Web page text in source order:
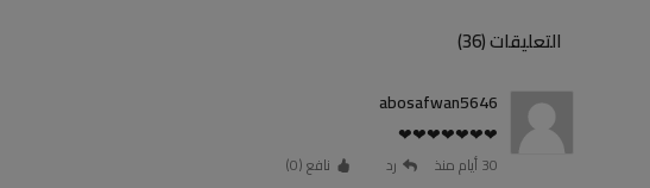
التعليقات (36)
abosafwan5646
❤❤❤❤❤❤❤
30 أيام منذ رد نافع (0
)